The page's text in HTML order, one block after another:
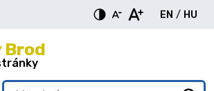
Brod
EN
English
/ HU